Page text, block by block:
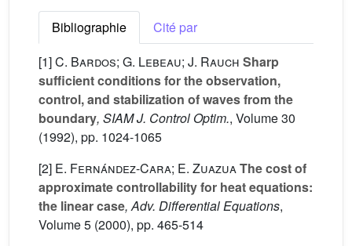
Bibliographie
Cité par
[1]C. Bardos; G. Lebeau; J. Rauch Sharp
sufficient conditions for the observation,
control, and stabilization of waves from the
boundary, SIAM J. Control Optim., Volume 30
(1992), pp. 1024-1065
[2] E. Fernández-Cara; E. ZuazuaThe cost of
approximate controllability for heat equations:
the linear case, Adv. Differential Equations,
Volume 5 (2000), pp. 465-514